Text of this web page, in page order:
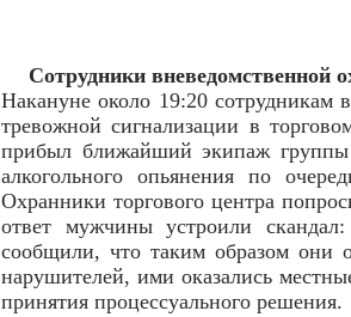
Сотрудники вневедомственной
Накануне около 19:20 сотрудникам
тревожной сигнализации в
прибыл ближайший экипаж группы
алкогольного опьянения по
Охранники торгового центра
ответ мужчины устроили
сообщили, что таким образом они
нарушителей, ими оказались
принятия процессуального решения.